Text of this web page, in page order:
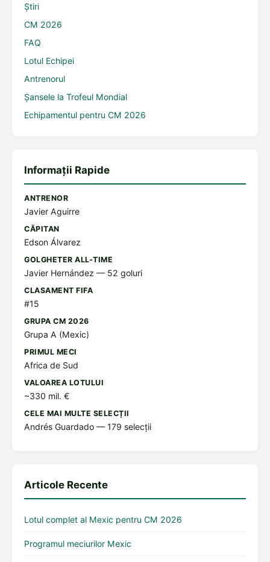
Știri
CM 2026
FAQ
Lotul Echipei
Antrenorul
Șansele la Trofeul Mondial
Echipamentul pentru CM 2026
Informații Rapide
ANTRENOR
Javier Aguirre
CĂPITAN
Edson Álvarez
GOLGHETER ALL-TIME
Javier Hernández — 52 goluri
CLASAMENT FIFA
#15
GRUPA CM 2026
Grupa A (Mexic)
PRIMUL MECI
Africa de Sud
VALOAREA LOTULUI
~330 mil. €
CELE MAI MULTE SELECȚII
Andrés Guardado — 179 selecții
Articole Recente
Lotul complet al Mexic pentru CM 2026
Programul meciurilor Mexic